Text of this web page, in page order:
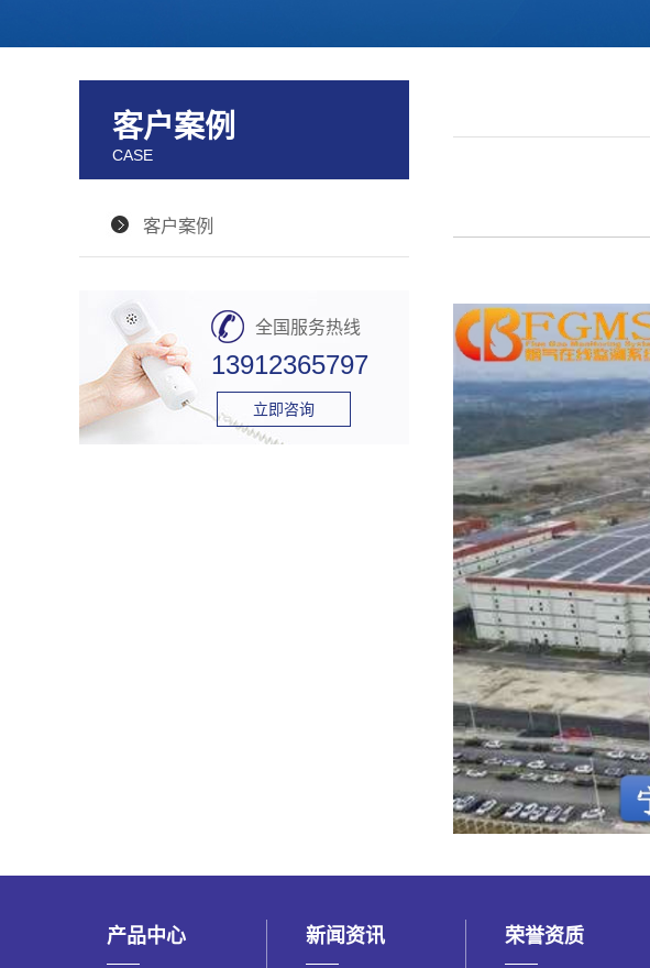
客户案例
CASE
客户案例
全国服务热线
13912365797
立即咨询
产品中心 新闻资讯 荣誉资质